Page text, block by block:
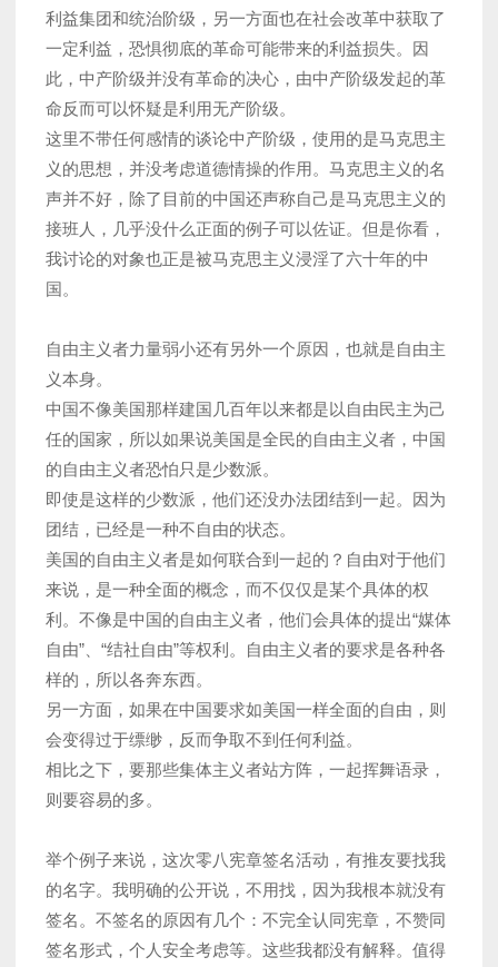
利益集团和统治阶级，另一方面也在社会改革中获取了
一定利益，恐惧彻底的革命可能带来的利益损失。因
此，中产阶级并没有革命的决心，由中产阶级发起的革
命反而可以怀疑是利用无产阶级。
这里不带任何感情的谈论中产阶级，使用的是马克思主
义的思想，并没考虑道德情操的作用。马克思主义的名
声并不好，除了目前的中国还声称自己是马克思主义的
接班人，几乎没什么正面的例子可以佐证。但是你看，
我讨论的对象也正是被马克思主义浸淫了六十年的中
国。
自由主义者力量弱小还有另外一个原因，也就是自由主
义本身。
中国不像美国那样建国几百年以来都是以自由民主为己
任的国家，所以如果说美国是全民的自由主义者，中国
的自由主义者恐怕只是少数派。
即使是这样的少数派，他们还没办法团结到一起。因为
团结，已经是一种不自由的状态。
美国的自由主义者是如何联合到一起的？自由对于他们
来说，是一种全面的概念，而不仅仅是某个具体的权
利。不像是中国的自由主义者，他们会具体的提出“媒体
自由”、“结社自由”等权利。自由主义者的要求是各种各
样的，所以各奔东西。
另一方面，如果在中国要求如美国一样全面的自由，则
会变得过于缥缈，反而争取不到任何利益。
相比之下，要那些集体主义者站方阵，一起挥舞语录，
则要容易的多。
举个例子来说，这次零八宪章签名活动，有推友要找我
的名字。我明确的公开说，不用找，因为我根本就没有
签名。不签名的原因有几个：不完全认同宪章，不赞同
签名形式，个人安全考虑等。这些我都没有解释。值得